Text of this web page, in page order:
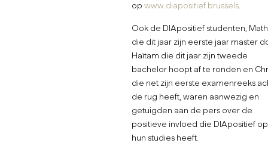
op www.diapositief.brussels.
Ook de DIApositief studenten,
die dit jaar zijn eerste jaar master
Haïtam die dit jaar zijn tweede
bachelor hoopt af te ronden en
die net zijn eerste examenreeks
de rug heeft, waren aanwezig en
getuigden aan de pers over de
positieve invloed die DIApositief op
hun studies heeft.